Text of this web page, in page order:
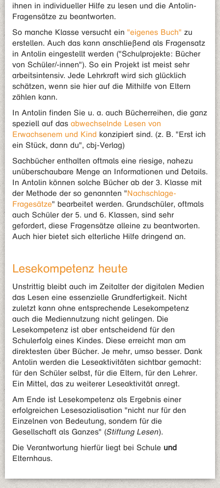
ihnen in individueller Hilfe zu lesen und die Antolin-
Fragensätze zu beantworten.
So manche Klasse versucht ein "eigenes Buch" zu
erstellen. Auch das kann anschließend als Fragensatz
in Antolin eingestellt werden ("Schulprojekte: Bücher
von Schüler/-innen"). So ein Projekt ist meist sehr
arbeitsintensiv. Jede Lehrkraft wird sich glücklich
schätzen, wenn sie hier auf die Mithilfe von Eltern
zählen kann.
In Antolin finden Sie u. a. auch Bücherreihen, die ganz
speziell auf das abwechselnde Lesen von
Erwachsenem und Kind konzipiert sind. (z. B. "Erst ich
ein Stück, dann du", cbj-Verlag)
Sachbücher enthalten oftmals eine riesige, nahezu
unüberschaubare Menge an Informationen und Details.
In Antolin können solche Bücher ab der 3. Klasse mit
der Methode der so genannten "Nachschlage-
Fragesätze" bearbeitet werden. Grundschüler, oftmals
auch Schüler der 5. und 6. Klassen, sind sehr
gefordert, diese Fragensätze alleine zu beantworten.
Auch hier bietet sich elterliche Hilfe dringend an.
Lesekompetenz heute
Unstrittig bleibt auch im Zeitalter der digitalen Medien
das Lesen eine essenzielle Grundfertigkeit. Nicht
zuletzt kann ohne entsprechende Lesekompetenz
auch die Mediennutzung nicht gelingen. Die
Lesekompetenz ist aber entscheidend für den
Schulerfolg eines Kindes. Diese erreicht man am
direktesten über Bücher. Je mehr, umso besser. Dank
Antolin werden die Leseaktivitäten sichtbar gemacht:
für den Schüler selbst, für die Eltern, für den Lehrer.
Ein Mittel, das zu weiterer Leseaktivität anregt.
Am Ende ist Lesekompetenz als Ergebnis einer
erfolgreichen Lesesozialisation "nicht nur für den
Einzelnen von Bedeutung, sondern für die
Gesellschaft als Ganzes" (Stiftung Lesen).
Die Verantwortung hierfür liegt bei Schule und
Elternhaus.